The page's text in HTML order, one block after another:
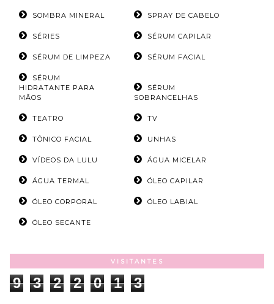
SOMBRA MINERAL SPRAY DE CABELO
SÉRIES SÉRUM CAPILAR
SÉRUM DE LIMPEZA SÉRUM FACIAL
SÉRUM
HIDRATANTE PARA
MÃOS
SÉRUM
SOBRANCELHAS
TEATRO TV
TÔNICO FACIAL UNHAS
VÍDEOS DA LULU ÁGUA MICELAR
ÁGUA TERMAL ÓLEO CAPILAR
ÓLEO CORPORAL ÓLEO LABIAL
ÓLEO SECANTE
VISITANTES
9 3 2 2 0 1 3